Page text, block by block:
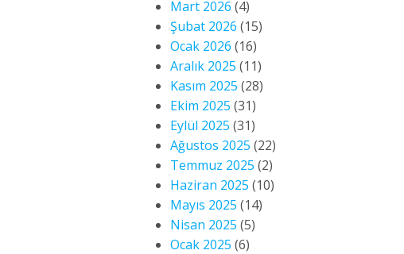
Mart 2026 (4)
Şubat 2026 (15)
Ocak 2026 (16)
Aralık 2025 (11)
Kasım 2025 (28)
Ekim 2025 (31)
Eylül 2025 (31)
Ağustos 2025 (22)
Temmuz 2025 (2)
Haziran 2025 (10)
Mayıs 2025 (14)
Nisan 2025 (5)
Ocak 2025 (6)